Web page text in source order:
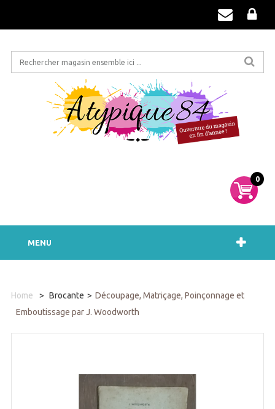
0
MENU
Home > Brocante > Découpage, Matriçage, Poinçonnage et
Emboutissage par J. Woodworth